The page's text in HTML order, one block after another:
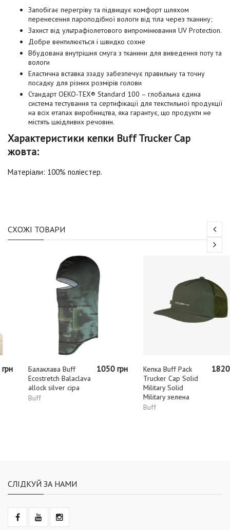
Запобігає перегріву та підвищує комфорт шляхом
перенесення пароподібної вологи від тіла через тканину;
Захист від ультрафіолетового випромінювання UV Protection.
Добре вентилюється і швидко сохне
Вбудована внутрішня смуга з тканини для виведення поту та
вологи
Еластична вставка ззаду забезпечує правильну та точну
посадку для різних розмірів голови
Стандарт OEKO-TEX® Standard 100 – глобальна єдина
система тестування та сертифікації для текстильної продукції
на всіх етапах виробництва, яка гарантує, що продукти не
містять шкідливих речовин.
Характеристики кепки Buff Trucker Cap
жовта:
Матеріали: 100% поліестер.
СХОЖІ ТОВАРИ
Балаклава Buff
Ecostretch Balaclava
allock silver сіра
1050 грн
Кепка Buff Pack
Trucker Cap Solid
Military Solid
Military зелена
1820 грн
СЛІДКУЙ ЗА НАМИ